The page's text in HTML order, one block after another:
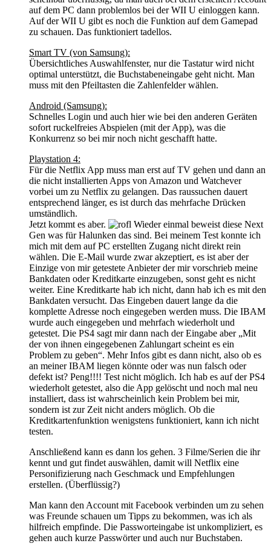
auf dem PC dann problemlos bei der WII U einloggen kann.
Auf der WII U gibt es noch die Funktion auf dem Gamepad
zu schauen. Das funktioniert tadellos.
Smart TV (von Samsung):
Übersichtliches Auswahlfenster, nur die Tastatur wird nicht
optimal unterstützt, die Buchstabeneingabe geht nicht. Man
muss mit den Pfeiltasten die Zahlenfelder wählen.
Android (Samsung):
Schnelles Login und auch hier wie bei den anderen Geräten
sofort ruckelfreies Abspielen (mit der App), was die
Konkurrenz so bei mir noch nicht geschafft hatte.
Playstation 4:
Für die Netflix App muss man erst auf TV gehen und dann an
die nicht installierten Apps von Amazon und Watchever
vorbei um zu Netflix zu gelangen. Das raussuchen dauert
entsprechend länger, es ist durch das mehrfache Drücken
umständlich.
Jetzt kommt es aber.
Wieder einmal beweist diese Next
Gen was für Halunken das sind. Bei meinem Test konnte ich
mich mit dem auf PC erstellten Zugang nicht direkt rein
wählen. Die E-Mail wurde zwar akzeptiert, es ist aber der
Einzige von mir getestete Anbieter der mir vorschrieb meine
Bankdaten oder Kreditkarte einzugeben, sonst geht es nicht
weiter. Eine Kreditkarte hab ich nicht, dann hab ich es mit den
Bankdaten versucht. Das Eingeben dauert lange da die
komplette Adresse noch eingegeben werden muss. Die IBAM
wurde auch eingegeben und mehrfach wiederholt und
getestet. Die PS4 sagt mir dann nach der Eingabe aber „Mit
der von ihnen eingegebenen Zahlungart scheint es ein
Problem zu geben“. Mehr Infos gibt es dann nicht, also ob es
an meiner IBAM liegen könnte oder was nun falsch oder
defekt ist? Peng!!!! Test nicht möglich. Ich hab es auf der PS4
wiederholt getestet, also die App gelöscht und noch mal neu
installiert, dass ist wahrscheinlich kein Problem bei mir,
sondern ist zur Zeit nicht anders möglich. Ob die
Kreditkartenfunktion wenigstens funktioniert, kann ich nicht
testen.
Anschließend kann es dann los gehen. 3 Filme/Serien die ihr
kennt und gut findet auswählen, damit will Netflix eine
Personifizierung nach Geschmack und Empfehlungen
erstellen. (Überflüssig?)
Man kann den Account mit Facebook verbinden um zu sehen
was Freunde schauen um Tipps zu bekommen, was ich als
hilfreich empfinde. Die Passworteingabe ist unkompliziert, es
gehen auch kurze Passwörter und auch nur Buchstaben.